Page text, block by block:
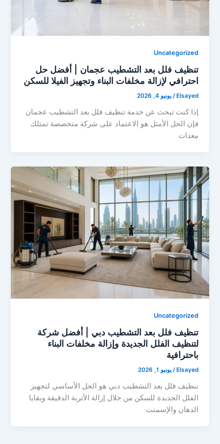
Uncategorized
تنظيف فلل بعد التشطيب عجمان | أفضل حل
احترافي لإزالة مخلفات البناء وتجهيز الفيلا للسكن
Elsayed
/يونيو 4, 2026
إذا كنت تبحث عن خدمة تنظيف فلل بعد التشطيب عجمان
فإن الحل الأمثل هو الاعتماد على شركة متخصصة تمتلك
معدات
Uncategorized
تنظيف فلل بعد التشطيب دبي | أفضل شركة
لتنظيف الفلل الجديدة وإزالة مخلفات البناء
باحترافية
Elsayed
/يونيو 1, 2026
تنظيف فلل بعد التشطيب دبي هو الحل الأساسي لتجهيز
الفلل الجديدة للسكن من خلال إزالة الأتربة الدقيقة وبقايا
الدهان والإسمنت